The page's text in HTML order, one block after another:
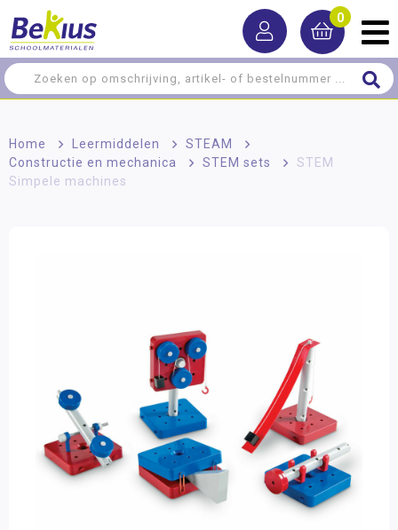
0
Home > Leermiddelen > STEAM
>
Constructie en mechanica
> STEM sets >
STEM
Simpele machines